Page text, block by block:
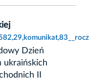
Dzień
ukraińskich
II